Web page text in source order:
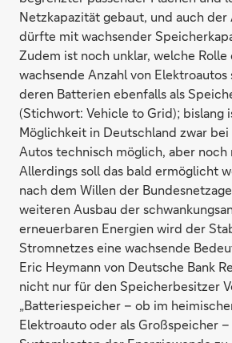
Netzkapazität gebaut, und auch
dürfte mit wachsender
Zudem ist noch unklar, welche Rolle
wachsende Anzahl von
deren Batterien ebenfalls als
(Stichwort: Vehicle to Grid); bislang
Möglichkeit in Deutschland zwar
Autos technisch möglich, aber
Allerdings soll das bald ermöglicht
nach dem Willen der
weiteren Ausbau der
erneuerbaren Energien wird der
Stromnetzes eine wachsende
Eric Heymann von Deutsche Bank
nicht nur für den Speicherbesitzer
„Batteriespeicher – ob im
Elektroauto oder als Großspeicher